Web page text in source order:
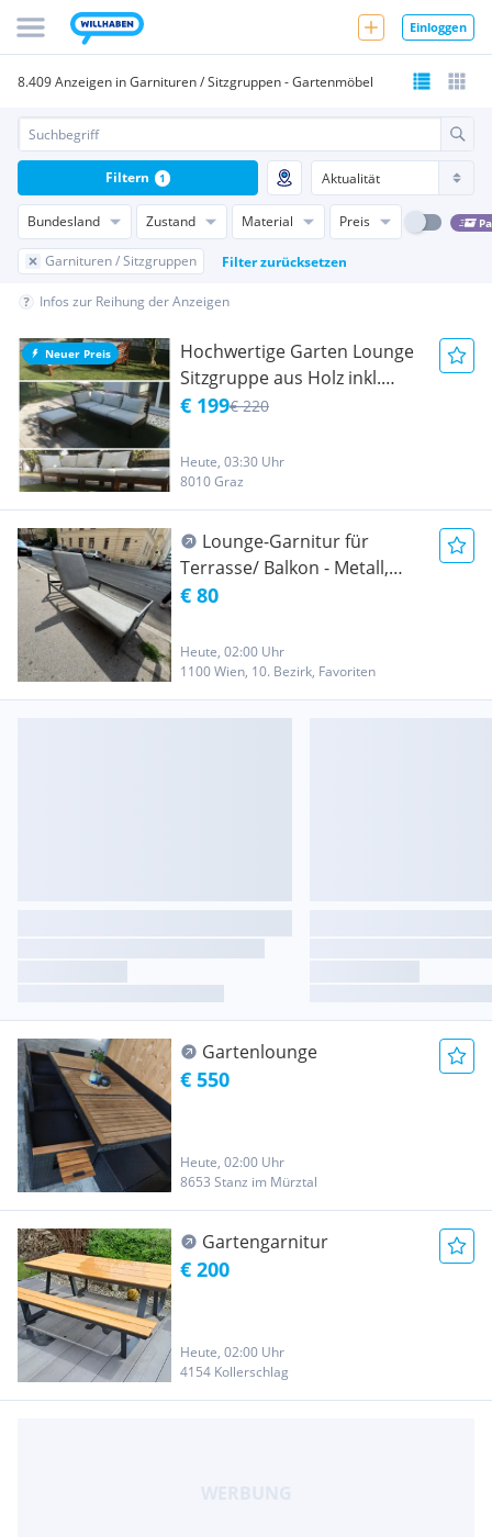
Einloggen
8.409 Anzeigen in Garnituren / Sitzgruppen - Gartenmöbel
Bundesland Zustand Material Preis
Garnituren / Sitzgruppen Filter zurücksetzen
Filtern 1
Infos zur Reihung der Anzeigen
Neuer Preis
Hochwertige Garten Lounge
Sitzgruppe aus Holz inkl.
Polster - Outdoor
€ 199€ 220
Heute, 03:30 Uhr
8010 Graz
Lounge-Garnitur für
Terrasse/ Balkon - Metall,
anthrazit
€ 80
Heute, 02:00 Uhr
1100 Wien, 10. Bezirk, Favoriten
Gartenlounge
€ 550
Heute, 02:00 Uhr
8653 Stanz im Mürztal
Gartengarnitur
€ 200
Heute, 02:00 Uhr
4154 Kollerschlag